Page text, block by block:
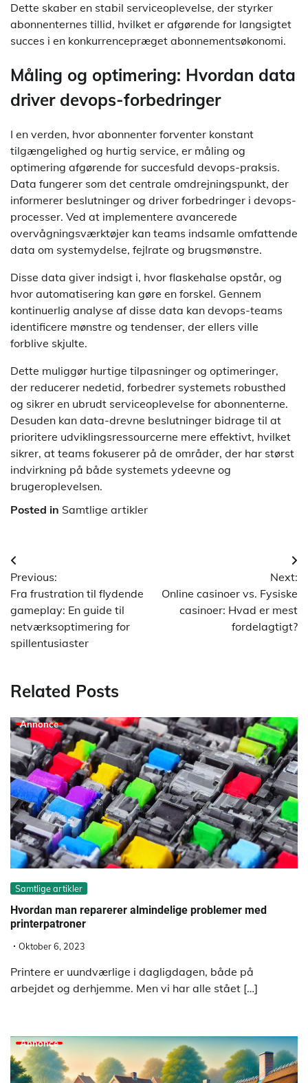
Dette skaber en stabil serviceoplevelse, der styrker
abonnenternes tillid, hvilket er afgørende for langsigtet
succes i en konkurrencepræget abonnementsøkonomi.
Måling og optimering: Hvordan data
driver devops-forbedringer
I en verden, hvor abonnenter forventer konstant
tilgængelighed og hurtig service, er måling og
optimering afgørende for succesfuld devops-praksis.
Data fungerer som det centrale omdrejningspunkt, der
informerer beslutninger og driver forbedringer i devops-
processer. Ved at implementere avancerede
overvågningsværktøjer kan teams indsamle omfattende
data om systemydelse, fejlrate og brugsmønstre.
Disse data giver indsigt i, hvor flaskehalse opstår, og
hvor automatisering kan gøre en forskel. Gennem
kontinuerlig analyse af disse data kan devops-teams
identificere mønstre og tendenser, der ellers ville
forblive skjulte.
Dette muliggør hurtige tilpasninger og optimeringer,
der reducerer nedetid, forbedrer systemets robusthed
og sikrer en ubrudt serviceoplevelse for abonnenterne.
Desuden kan data-drevne beslutninger bidrage til at
prioritere udviklingsressourcerne mere effektivt, hvilket
sikrer, at teams fokuserer på de områder, der har størst
indvirkning på både systemets ydeevne og
brugeroplevelsen.
Posted in Samtlige artikler
Indlægsnavigation
Previous:
Fra frustration til flydende
gameplay: En guide til
netværksoptimering for
spillentusiaster
Next:
Online casinoer vs. Fysiske
casinoer: Hvad er mest
fordelagtigt?
Related Posts
Annonce
Samtlige artikler
Hvordan man reparerer almindelige problemer med
printerpatroner
Oktober 6, 2023
Printere er uundværlige i dagligdagen, både på
arbejdet og derhjemme. Men vi har alle stået […]
Annonce